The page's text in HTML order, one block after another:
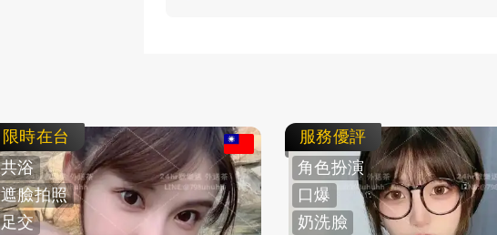
限時在台
共浴
遮臉拍照
足交
服務優評
角色扮演
口爆
奶洗臉